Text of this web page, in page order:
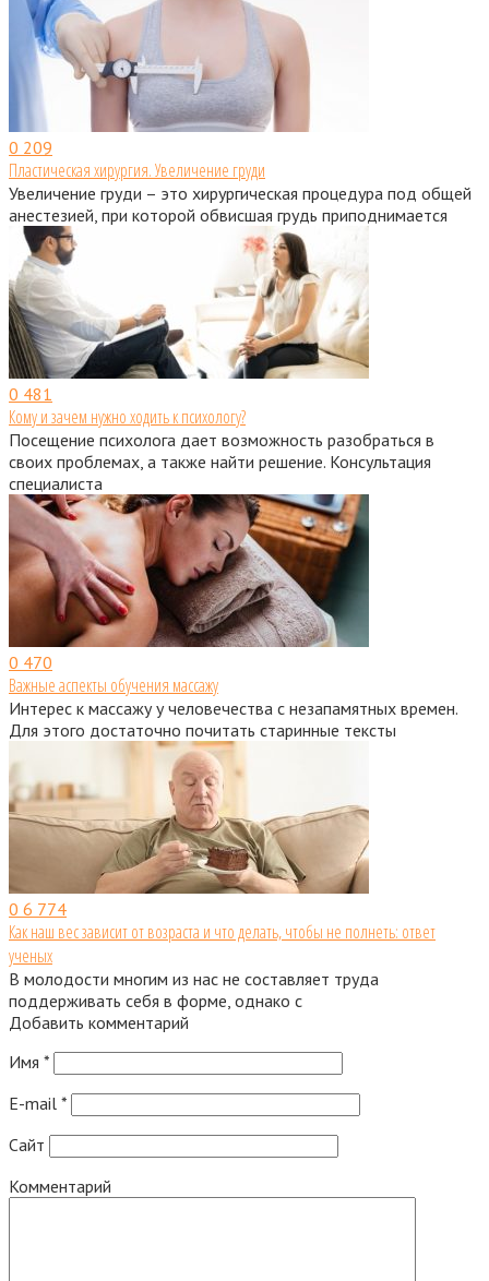
0 209
Пластическая хирургия. Увеличение груди
Увеличение груди – это хирургическая процедура под общей
анестезией, при которой обвисшая грудь приподнимается
0 481
Кому и зачем нужно ходить к психологу?
Посещение психолога дает возможность разобраться в
своих проблемах, а также найти решение. Консультация
специалиста
0 470
Важные аспекты обучения массажу
Интерес к массажу у человечества с незапамятных времен.
Для этого достаточно почитать старинные тексты
0 6 774
Как наш вес зависит от возраста и что делать, чтобы не полнеть: ответ
ученых
В молодости многим из нас не составляет труда
поддерживать себя в форме, однако с
Добавить комментарий
Имя *
E-mail *
Сайт
Комментарий